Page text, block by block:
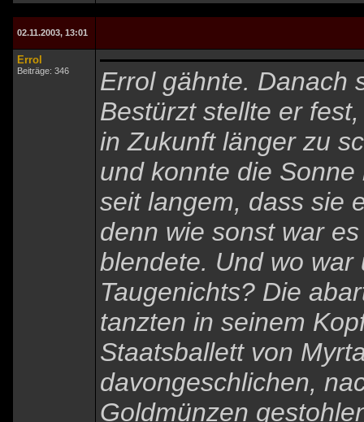
02.11.2003, 13:01
Errol
Beiträge: 346
Errol gähnte. Danach
Bestürzt stellte er
in Zukunft länger zu
und konnte die
seit langem, dass sie
denn wie sonst war
blendete. Und wo
Taugenichts? Die
tanzten in seinem
Staatsballett von
davongeschlichen,
Goldmünzen